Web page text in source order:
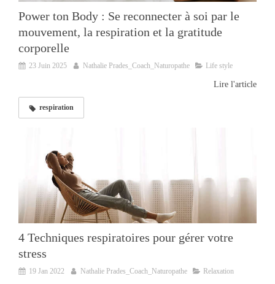
Power ton Body : Se reconnecter à soi par le
mouvement, la respiration et la gratitude
corporelle
23 Juin 2025 Nathalie Prades_Coach_Naturopathe Life style
Lire l'article
respiration
4 Techniques respiratoires pour gérer votre
stress
19 Jan 2022 Nathalie Prades_Coach_Naturopathe Relaxation